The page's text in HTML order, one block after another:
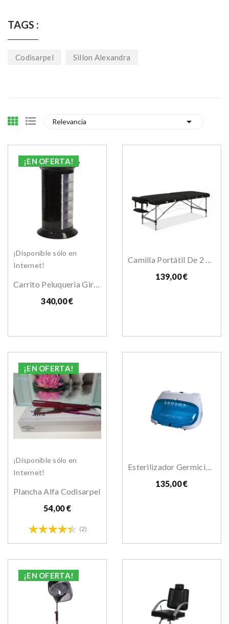
TAGS :
Codisarpel Sillon Alexandra
Relevancia 
¡Disponible sólo en
Internet!
¡EN OFERTA!
Carrito Peluqueria Giroco Doble
340,00 €
Camilla Portátil De 2 Secciones Aluminio Nomad
139,00 €
¡Disponible sólo en
Internet!
¡EN OFERTA!
Plancha Alfa Codisarpel
54,00 €
(2)
Esterilizador Germicida Sensor UV
135,00 €
¡EN OFERTA!